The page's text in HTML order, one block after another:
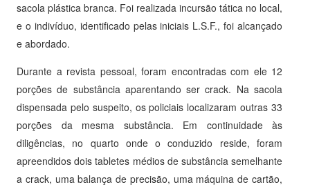
sacola plástica branca. Foi realizada incursão tática no local,
e o indivíduo, identificado pelas iniciais L.S.F., foi alcançado
e abordado.
Durante a revista pessoal, foram encontradas com ele 12
porções de substância aparentando ser crack. Na sacola
dispensada pelo suspeito, os policiais localizaram outras 33
porções da mesma substância. Em continuidade às
diligências, no quarto onde o conduzido reside, foram
apreendidos dois tabletes médios de substância semelhante
a crack, uma balança de precisão, uma máquina de cartão,